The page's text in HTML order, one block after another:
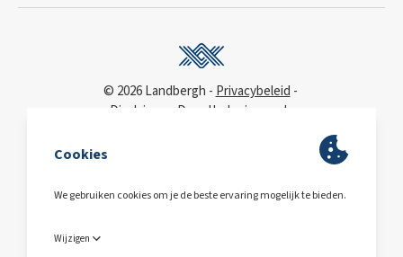
© 2026 Landbergh
Privacybeleid
Disclaimer
Deonthologie van de
toegankelijkheidsverklaring
BE0563.607.810